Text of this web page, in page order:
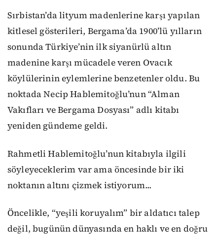
Sırbistan’da lityum madenlerine karşı yapılan
kitlesel gösterileri, Bergama’da 1900’lü yılların
sonunda Türkiye’nin ilk siyanürlü altın
madenine karşı mücadele veren Ovacık
köylülerinin eylemlerine benzetenler oldu. Bu
noktada Necip Hablemitoğlu’nun “Alman
Vakıfları ve Bergama Dosyası” adlı kitabı
yeniden gündeme geldi.
Rahmetli Hablemitoğlu’nun kitabıyla ilgili
söyleyeceklerim var ama öncesinde bir iki
noktanın altını çizmek istiyorum...
Öncelikle, “yeşili koruyalım” bir aldatıcı talep
değil, bugünün dünyasında en haklı ve en doğru